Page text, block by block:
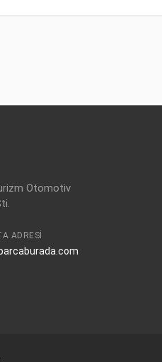
Otomotiv
ADRESI